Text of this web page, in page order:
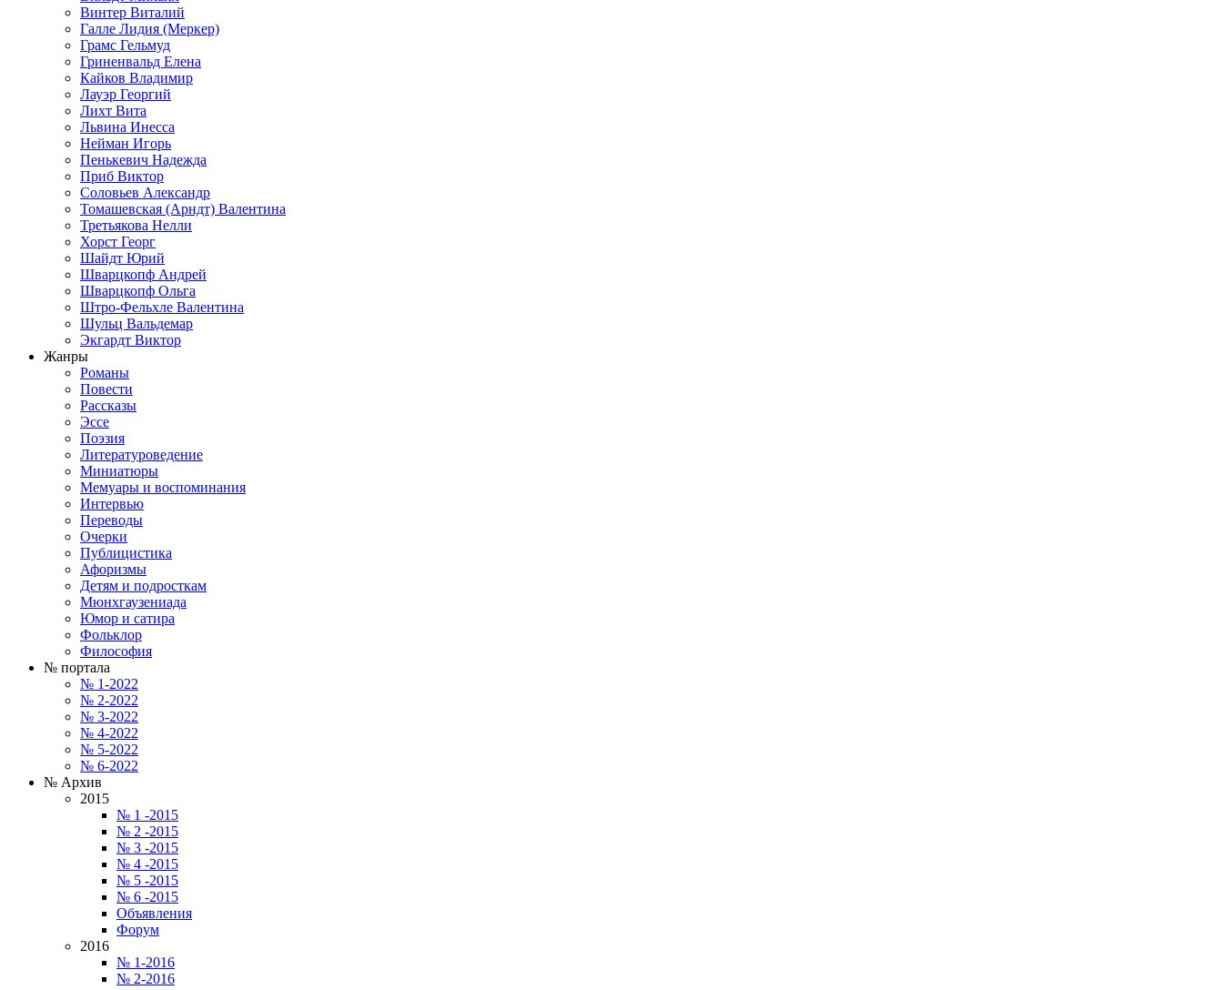
Винтер Виталий
Галле Лидия (Меркер)
Грамс Гельмуд
Гриненвальд Елена
Кайков Владимир
Лауэр Георгий
Лихт Вита
Львина Инесса
Нейман Игорь
Пенькевич Надежда
Приб Виктор
Соловьев Александр
Томашевская (Арндт) Валентина
Третьякова Нелли
Хорст Георг
Шайдт Юрий
Шварцкопф Андрей
Шварцкопф Ольга
Штро-Фельхле Валентина
Шульц Вальдемар
Экгардт Виктор
Жанры
Романы
Повести
Рассказы
Эссе
Поэзия
Литературоведение
Миниатюры
Мемуары и воспоминания
Интервью
Переводы
Очерки
Публицистика
Афоризмы
Детям и подросткам
Мюнхгаузениада
Юмор и сатира
Фольклор
Философия
№ портала
№ 1-2022
№ 2-2022
№ 3-2022
№ 4-2022
№ 5-2022
№ 6-2022
№ Архив
2015
№ 1 -2015
№ 2 -2015
№ 3 -2015
№ 4 -2015
№ 5 -2015
№ 6 -2015
Объявления
Форум
2016
№ 1-2016
№ 2-2016